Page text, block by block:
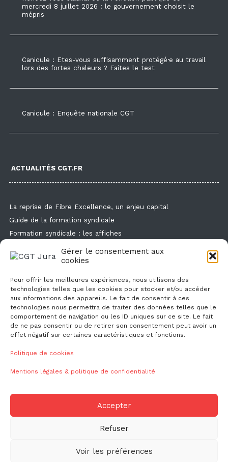
Gérer le consentement aux
cookies
Pour offrir les meilleures expériences, nous utilisons des
technologies telles que les cookies pour stocker et/ou accéder
aux informations des appareils. Le fait de consentir à ces
technologies nous permettra de traiter des données telles que le
comportement de navigation ou les ID uniques sur ce site. Le fait
de ne pas consentir ou de retirer son consentement peut avoir un
effet négatif sur certaines caractéristiques et fonctions.
Politique de cookies
Mentions légales & politique de confidentialité
Accepter
Refuser
Voir les préférences
mercredi 8 juillet 2026 : le gouvernement choisit le
mépris
Canicule : Etes-vous suffisamment protégé·e au travail
lors des fortes chaleurs ? Faites le test
Canicule : Enquête nationale CGT
ACTUALITÉS CGT.FR
La reprise de Fibre Excellence, un enjeu capital
Guide de la formation syndicale
Formation syndicale : les affiches
Droit de retrait : comment l'exercer et faire valoir ses droits ?
Des flyers et des affichettes pour faire connaitre l'enquête